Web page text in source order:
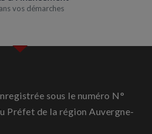
vos démarches
sous le numéro N°
Préfet de la région Auvergne-